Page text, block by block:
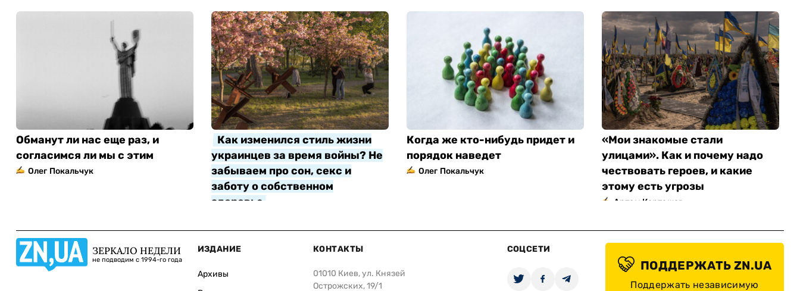
Обманут ли нас еще раз, и
согласимся ли мы с этим
Олег Покальчук
Как изменился стиль жизни
украинцев за время войны? Не
забываем про сон, секс и
заботу о собственном
здоровье
Когда же кто-нибудь придет и
порядок наведет
Олег Покальчук
«Мои знакомые стали
улицами». Как и почему надо
чествовать героев, и какие
этому есть угрозы
Артем Карташов
ЗЕРКАЛО НЕДЕЛИ
не подводим с 1994-го года
ИЗДАНИЕ
Архивы
КОНТАКТЫ
01010 Киев, ул. Князей
Острожских, 19/1
СОЦСЕТИ
ПОДДЕРЖАТЬ ZN.UA
Поддержать независимую